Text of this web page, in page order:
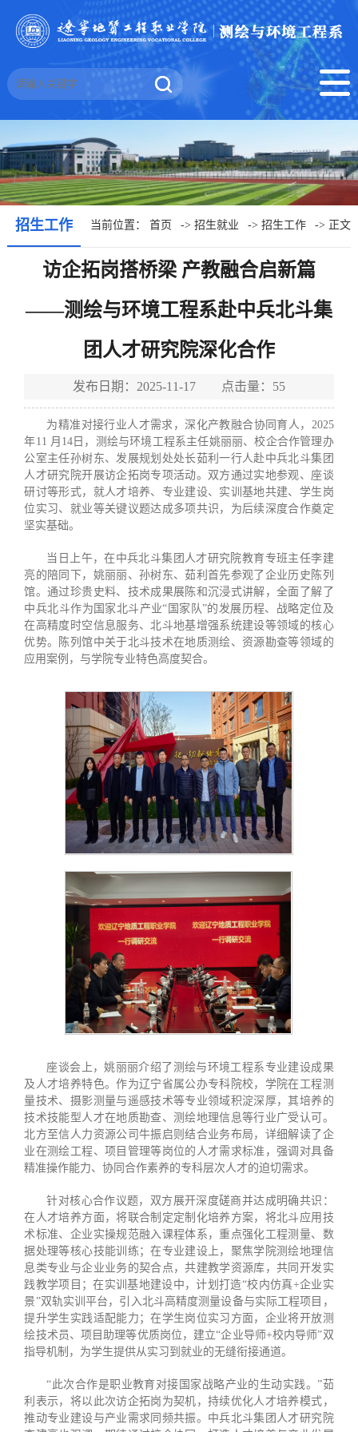
招生工作 当前位置：首页 ->招生就业 ->招生工作 -> 正文
访企拓岗搭桥梁 产教融合启新篇
——测绘与环境工程系赴中兵北斗集
团人才研究院深化合作​
发布日期：2025-11-17 点击量： 55
为精准对接行业人才需求，深化产教融合协同育人，2025
年11 月14日，测绘与环境工程系主任姚丽丽、校企合作管理办
公室主任孙树东、发展规划处处长茹利一行人赴中兵北斗集团
人才研究院开展访企拓岗专项活动。双方通过实地参观、座谈
研讨等形式，就人才培养、专业建设、实训基地共建、学生岗
位实习、就业等关键议题达成多项共识，为后续深度合作奠定
坚实基础。
当日上午，在中兵北斗集团人才研究院教育专班主任李建
亮的陪同下，姚丽丽、孙树东、茹利首先参观了企业历史陈列
馆。通过珍贵史料、技术成果展陈和沉浸式讲解，全面了解了
中兵北斗作为国家北斗产业“国家队”的发展历程、战略定位及
在高精度时空信息服务、北斗地基增强系统建设等领域的核心
优势。陈列馆中关于北斗技术在地质测绘、资源勘查等领域的
应用案例，与学院专业特色高度契合。
座谈会上，姚丽丽介绍了测绘与环境工程系专业建设成果
及人才培养特色。作为辽宁省属公办专科院校，学院在工程测
量技术、摄影测量与遥感技术等专业领域积淀深厚，其培养的
技术技能型人才在地质勘查、测绘地理信息等行业广受认可。
北方至信人力资源公司牛振启则结合业务布局，详细解读了企
业在测绘工程、项目管理等岗位的人才需求标准，强调对具备
精准操作能力、协同合作素养的专科层次人才的迫切需求。
针对核心合作议题，双方展开深度磋商并达成明确共识：
在人才培养方面，将联合制定定制化培养方案，将北斗应用技
术标准、企业实操规范融入课程体系，重点强化工程测量、数
据处理等核心技能训练；在专业建设上，聚焦学院测绘地理信
息类专业与企业业务的契合点，共建教学资源库，共同开发实
践教学项目；在实训基地建设中，计划打造“校内仿真+企业实
景”双轨实训平台，引入北斗高精度测量设备与实际工程项目，
提升学生实践适配能力；在学生岗位实习方面，企业将开放测
绘技术员、项目助理等优质岗位，建立“企业导师+校内导师”双
指导机制，为学生提供从实习到就业的无缝衔接通道。
“此次合作是职业教育对接国家战略产业的生动实践。”茹
利表示，将以此次访企拓岗为契机，持续优化人才培养模式，
推动专业建设与产业需求同频共振。中兵北斗集团人才研究院